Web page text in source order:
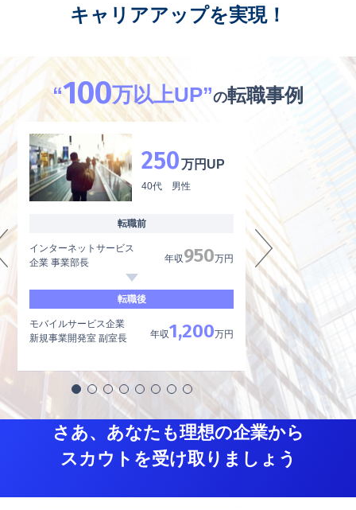
キャリアアップを実現！
“100万以上UP”の転職事例
250万円UP
40代 男性
転職前
インターネットサービス
企業 事業部長
年収950万円
転職後
モバイルサービス企業
新規事業開発室 副室長
年収1,200万円
外資系製薬メーカー
品質管理、品質保証
内資系製薬メーカー
品質管理責任者
さあ、あなたも理想の企業から
スカウトを受け取りましょう